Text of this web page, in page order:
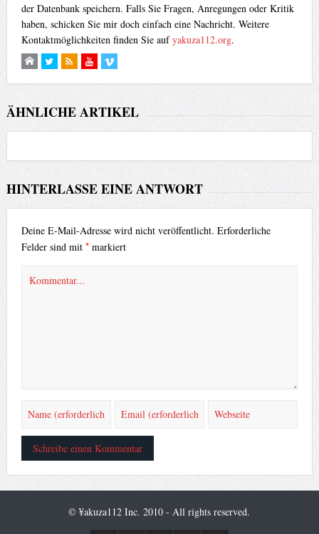
der Datenbank speichern. Falls Sie Fragen, Anregungen oder Kritik
haben, schicken Sie mir doch einfach eine Nachricht. Weitere
Kontaktmöglichkeiten finden Sie aufyakuza112.org.
ÄHNLICHE ARTIKEL
HINTERLASSE EINE ANTWORT
Deine E-Mail-Adresse wird nicht veröffentlicht. Erforderliche
Felder sind mit *markiert
© ¥akuza112 Inc. 2010 - All rights reserved.